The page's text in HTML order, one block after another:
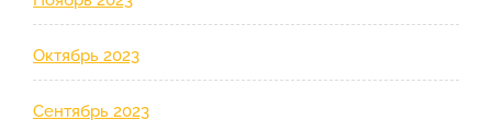
Октябрь 2023
Сентябрь 2023